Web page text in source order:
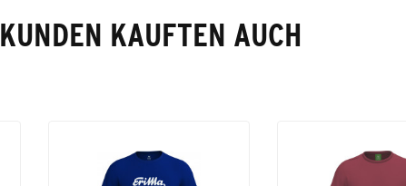
KUNDEN KAUFTEN AUCH